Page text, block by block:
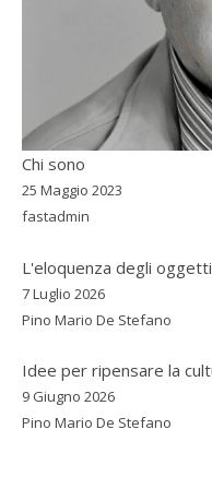
Chi sono
25 Maggio 2023
fastadmin
L'eloquenza degli
7 Luglio 2026
Pino Mario De Stefano
Idee per ripensare la
9 Giugno 2026
Pino Mario De Stefano